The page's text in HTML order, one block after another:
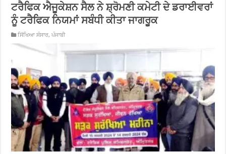
ਟਰੈਫਿਕ ਐਜੂਕੇਸ਼ਨ ਸੈਲ ਨੇ ਸ਼੍ਰੋਮਣੀ ਕਮੇਟੀ ਦੇ ਡਰਾਈਵਰਾਂ
ਨੂੰ ਟਰੈਫਿਕ ਨਿਯਮਾਂ ਸਬੰਧੀ ਕੀਤਾ ਜਾਗਰੂਕ
ਸਿੱਖਿਆ ਸੰਸਾਰ,ਪੰਜਾਬੀ